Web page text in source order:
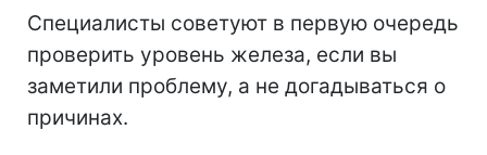
Специалисты советуют в первую очередь
проверить уровень железа, если вы
заметили проблему, а не догадываться о
причинах.